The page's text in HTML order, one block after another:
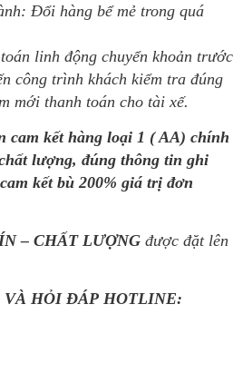
Đổi hàng bể mẻ trong quá
linh động chuyển khoản trước
công trình khách kiểm tra đúng
mới thanh toán cho tài xế.
cam kết hàng loại 1 ( AA) chính
lượng, đúng thông tin ghi
kết bù 200% giá trị đơn
– CHẤT LƯỢNG được đặt lên
HỎI ĐÁP HOTLINE: